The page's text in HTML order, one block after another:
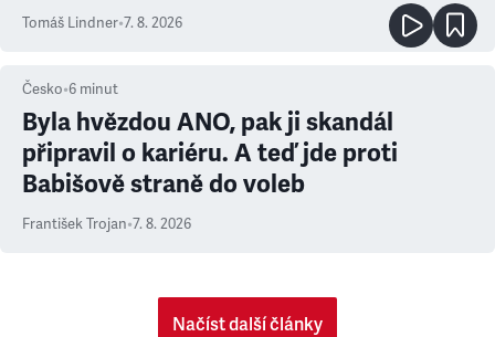
prioritu
Tomáš Lindner•7. 8. 2026
Česko•6 minut
Byla hvězdou ANO, pak ji skandál
připravil o kariéru. A teď jde proti
Babišově straně do voleb
František Trojan•7. 8. 2026
Načíst další články